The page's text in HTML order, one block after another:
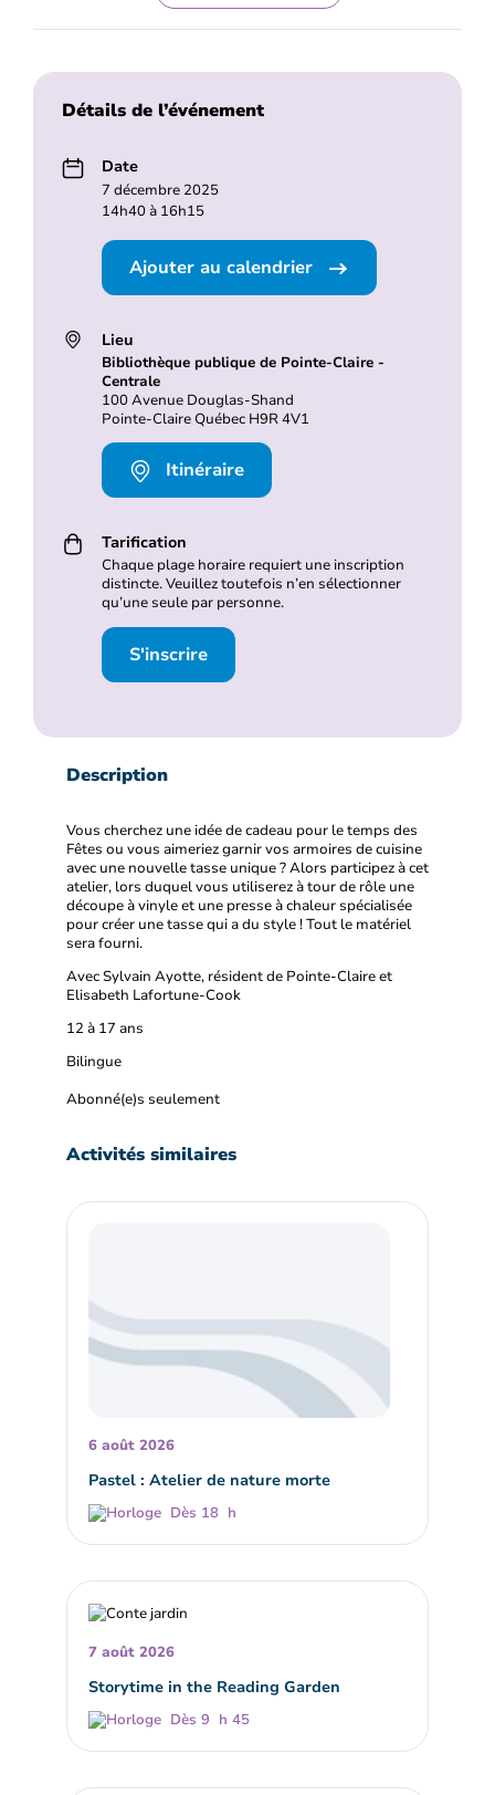
Détails de l’événement
Date
7 décembre 2025
14h40 à 16h15
Ajouter au calendrier
Lieu
Bibliothèque publique de Pointe-Claire -
Centrale
100 Avenue Douglas-Shand
Pointe-Claire Québec H9R 4V1
Itinéraire
Tarification
Chaque plage horaire requiert une inscription
distincte. Veuillez toutefois n’en sélectionner
qu’une seule par personne.
S'inscrire
Description
Vous cherchez une idée de cadeau pour le temps des
Fêtes ou vous aimeriez garnir vos armoires de cuisine
avec une nouvelle tasse unique ? Alors participez à cet
atelier, lors duquel vous utiliserez à tour de rôle une
découpe à vinyle et une presse à chaleur spécialisée
pour créer une tasse qui a du style ! Tout le matériel
sera fourni.
Avec Sylvain Ayotte, résident de Pointe-Claire et
Elisabeth Lafortune-Cook
12 à 17 ans
Bilingue
Abonné(e)s seulement
Activités similaires
6 août 2026
Pastel : Atelier de nature morte
Dès 18 h
7 août 2026
Storytime in the Reading Garden
Dès 9 h 45